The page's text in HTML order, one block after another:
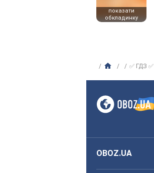
показати
обкладинку
✅ ГДЗ ✅
OBOZ.UA